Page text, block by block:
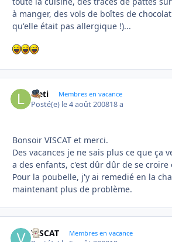
à manger, des vols de boîtes de
qu'elle était pas allergique !)...
laeti Membres en vacance
Posté(e) le 4 août 200818 a
Bonsoir VISCAT et merci.
Des vacances je ne sais plus ce que ça
a des enfants, c'est dûr dûr de se croire
Pour la poubelle, j'y ai remedié en la
maintenant plus de problème.
VISCAT Membres en vacance